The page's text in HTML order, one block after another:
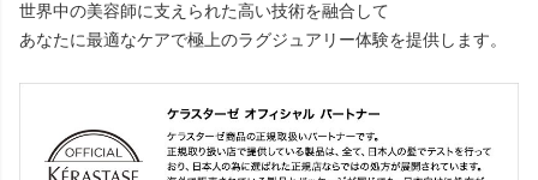
世界中の美容師に支えられた高い技術を融合して
あなたに最適なケアで極上のラグジュアリー体験を提供します。